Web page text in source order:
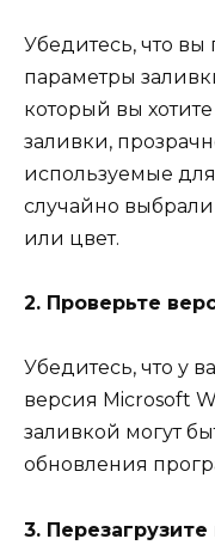
Убедитесь, что
параметры
который вы
заливки,
используемые
случайно
или цвет.
2. Проверьте
Убедитесь, что у
версия Microsoft
заливкой могут
обновления
3.